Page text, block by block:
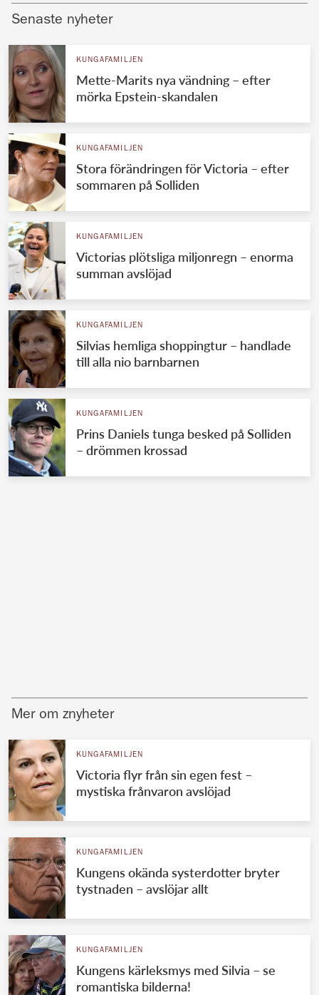
Senaste nyheter
KUNGAFAMILJEN
Mette-Marits nya vändning – efter
mörka Epstein-skandalen
KUNGAFAMILJEN
Stora förändringen för Victoria – efter
sommaren på Solliden
KUNGAFAMILJEN
Victorias plötsliga miljonregn – enorma
summan avslöjad
KUNGAFAMILJEN
Silvias hemliga shoppingtur – handlade
till alla nio barnbarnen
KUNGAFAMILJEN
Prins Daniels tunga besked på Solliden
– drömmen krossad
Mer om znyheter
KUNGAFAMILJEN
Victoria flyr från sin egen fest –
mystiska frånvaron avslöjad
KUNGAFAMILJEN
Kungens okända systerdotter bryter
tystnaden – avslöjar allt
KUNGAFAMILJEN
Kungens kärleksmys med Silvia – se
romantiska bilderna!